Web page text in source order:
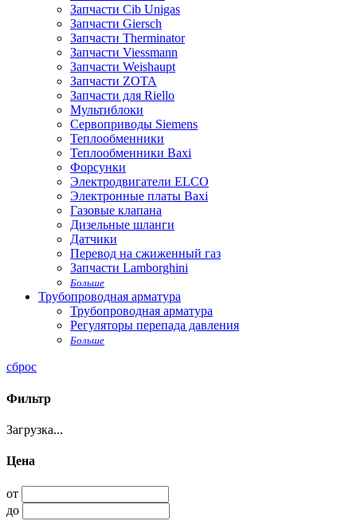
Запчасти Cib Unigas
Запчасти Giersch
Запчасти Therminator
Запчасти Viessmann
Запчасти Weishaupt
Запчасти ZOTA
Запчасти для Riello
Мультиблоки
Сервоприводы Siemens
Теплообменники
Теплообменники Baxi
Форсунки
Электродвигатели ELCO
Электронные платы Baxi
Газовые клапана
Дизельные шланги
Датчики
Перевод на сжиженный газ
Запчасти Lamborghini
Больше
Трубопроводная арматура
Трубопроводная арматура
Регуляторы перепада давления
Больше
сброс
Фильтр
Загрузка...
Цена
от
до